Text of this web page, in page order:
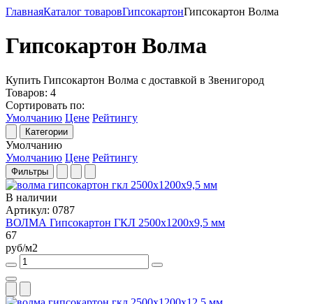
ГлавнаяКаталог товаровГипсокартонГипсокартон Волма
Гипсокартон Волма
Купить Гипсокартон Волма с доставкой в Звенигород
Товаров: 4
Сортировать по:
Умолчанию Цене Рейтингу
Категории
Умолчанию
Умолчанию Цене Рейтингу
Фильтры
В наличии
Артикул: 0787
ВОЛМА Гипсокартон ГКЛ 2500x1200x9,5 мм
67
руб/м2